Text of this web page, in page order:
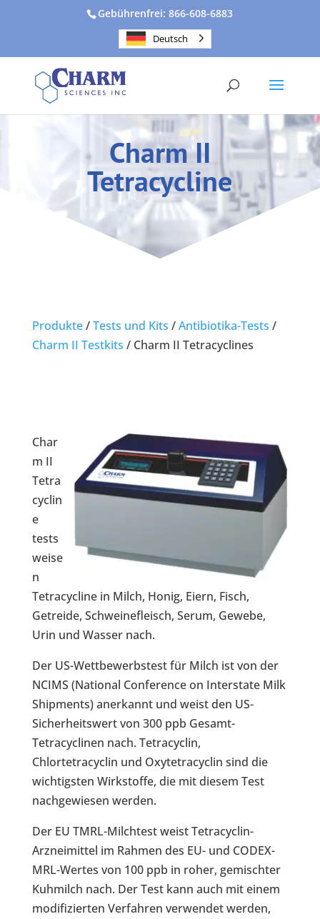
Gebührenfrei: 866-608-6883
Deutsch
Charm II
Tetracycline
Produkte/Tests und Kits /Antibiotika-Tests /
Charm II Testkits / Charm II Tetracyclines
Char
m II
Tetra
cyclin
e
tests
weise
n
Tetracycline in Milch, Honig, Eiern, Fisch,
Getreide, Schweinefleisch, Serum, Gewebe,
Urin und Wasser nach.
Der US-Wettbewerbstest für Milch ist von der
NCIMS (National Conference on Interstate Milk
Shipments) anerkannt und weist den US-
Sicherheitswert von 300 ppb Gesamt-
Tetracyclinen nach. Tetracyclin,
Chlortetracyclin und Oxytetracyclin sind die
wichtigsten Wirkstoffe, die mit diesem Test
nachgewiesen werden.
Der EU TMRL-Milchtest weist Tetracyclin-
Arzneimittel im Rahmen des EU- und CODEX-
MRL-Wertes von 100 ppb in roher, gemischter
Kuhmilch nach. Der Test kann auch mit einem
modifizierten Verfahren verwendet werden,